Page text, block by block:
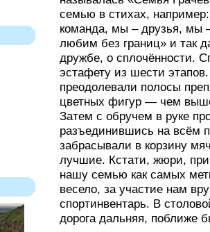
семью в стихах,
команда, мы – друзья, мы
любим без границ» и так
дружбе, о сплочённости.
эстафету из шести
преодолевали полосы
цветных фигур — чем
Затем с обручем в руке
разъединившись на всём
забрасывали в корзину
лучшие. Кстати, жюри, при
нашу семью как самых
весело, за участие нам
спортинвентарь. В
дорога дальняя, поближе